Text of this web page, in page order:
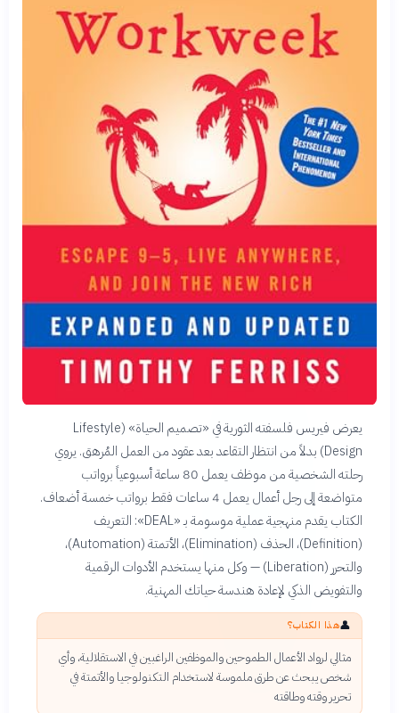
يعرض فيريس فلسفته الثورية في «تصميم الحياة» (Lifestyle
Design) بدلاً من انتظار التقاعد بعد عقود من العمل المُرهق. يروي
رحلته الشخصية من موظف يعمل 80 ساعة أسبوعياً برواتب
متواضعة إلى رجل أعمال يعمل 4 ساعات فقط برواتب خمسة أضعاف.
الكتاب يقدم منهجية عملية موسومة بـ «DEAL»: التعريف
(Definition)، الحذف (Elimination)، الأتمتة (Automation)،
والتحرر (Liberation) — وكل منها يستخدم الأدوات الرقمية
والتفويض الذكي لإعادة هندسة حياتك المهنية.
👤هذا الكتاب؟
مثالي لرواد الأعمال الطموحين والموظفين الراغبين في الاستقلالية، وأي
شخص يبحث عن طرق ملموسة لاستخدام التكنولوجيا والأتمتة في
تحرير وقته وطاقته